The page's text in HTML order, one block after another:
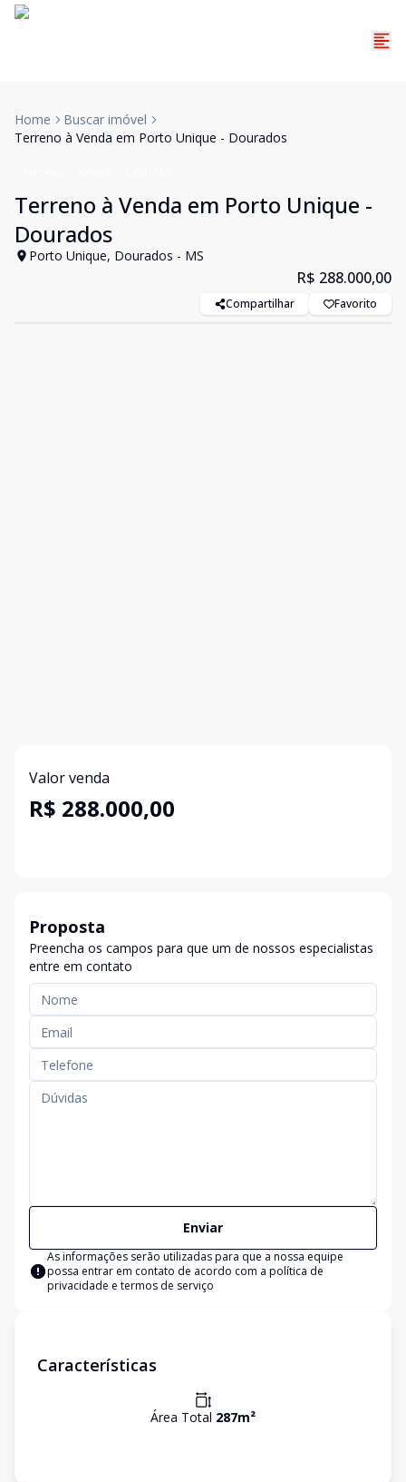
Home
Buscar imóvel
Terreno à Venda em Porto Unique - Dourados
Terreno à Venda em Porto Unique -
Dourados
Porto Unique, Dourados - MS
R$ 288.000,00
Compartilhar Favorito
Valor venda
R$ 288.000,00
Proposta
Preencha os campos para que um de nossos especialistas
entre em contato
Enviar
As informações serão utilizadas para que a nossa equipe
possa entrar em contato de acordo com a política de
privacidade e termos de serviço
Características
Área Total 287m²